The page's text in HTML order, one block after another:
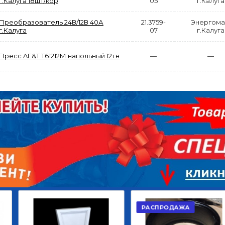
ДИСК СЦЕПЛЕНИЯ
ВЕДОМЫЙ КЛАССИК
2 422,40
В КОРЗИНУ
КРУГ ПОВОРОТНЫЙ
10*12ОТВ., Д.102*86
Г.КАЗАНЬ
29 668,20 Р
В КОРЗИНУ
Преобразователь 24В/12В 40А
г.Калуга
21.3759-
07
г.Калуга
Пресс AE&T T61212М напольный 12тн — —
РАСПРОДАЖА АКЦИЯ